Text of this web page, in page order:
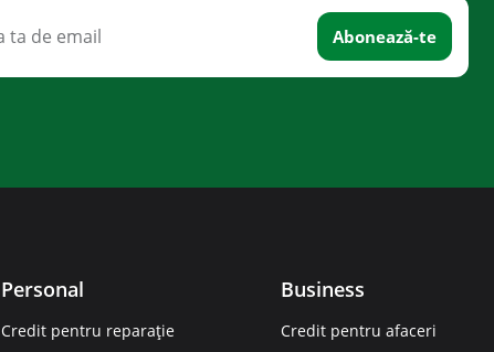
Personal
Credit pentru reparație
Business
Credit pentru afaceri